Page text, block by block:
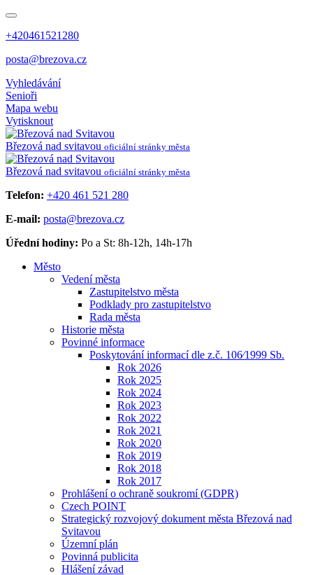
+420461521280
posta@brezova.cz
Vyhledávání
Senioři
Mapa webu
Vytisknout
Březová nad svitavou oficiální stránky města
Březová nad svitavou oficiální stránky města
Telefon: +420 461 521 280
E-mail: posta@brezova.cz
Úřední hodiny: Po a St: 8h-12h, 14h-17h
Město
Vedení města
Zastupitelstvo města
Podklady pro zastupitelstvo
Rada města
Historie města
Povinné informace
Poskytování informací dle z.č. 106⁄1999 Sb.
Rok 2026
Rok 2025
Rok 2024
Rok 2023
Rok 2022
Rok 2021
Rok 2020
Rok 2019
Rok 2018
Rok 2017
Prohlášení o ochraně soukromí (GDPR)
Czech POINT
Strategický rozvojový dokument města Březová nad
Svitavou
Územní plán
Povinná publicita
Hlášení závad